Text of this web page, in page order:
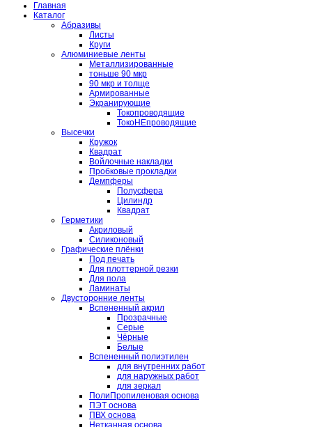
Главная
Каталог
Абразивы
Листы
Круги
Алюминиевые ленты
Металлизированные
тоньше 90 мкр
90 мкр и толще
Армированные
Экранирующие
Токопроводящие
ТокоНЕпроводящие
Высечки
Кружок
Квадрат
Войлочные накладки
Пробковые прокладки
Демпферы
Полусфера
Цилиндр
Квадрат
Герметики
Акриловый
Силиконовый
Графические плёнки
Под печать
Для плоттерной резки
Для пола
Ламинаты
Двусторонние ленты
Вспененный акрил
Прозрачные
Серые
Чёрные
Белые
Вспененный полиэтилен
для внутренних работ
для наружных работ
для зеркал
ПолиПропиленовая основа
ПЭТ основа
ПВХ основа
Нетканная основа